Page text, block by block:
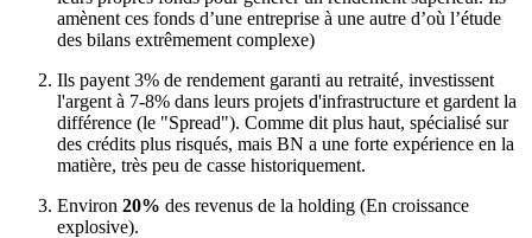
amènent ces fonds d’une entreprise à une autre d’où l’étude
des bilans extrêmement complexe)
Ils payent 3% de rendement garanti au retraité, investissent
l'argent à 7-8% dans leurs projets d'infrastructure et gardent la
différence (le "Spread"). Comme dit plus haut, spécialisé sur
des crédits plus risqués, mais BN a une forte expérience en la
matière, très peu de casse historiquement.
Environ 20% des revenus de la holding (En croissance
explosive).